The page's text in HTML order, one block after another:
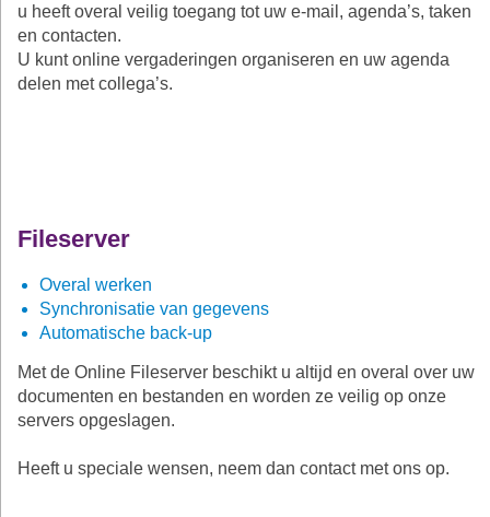
u heeft overal veilig toegang tot uw e-mail, agenda’s, taken
en contacten.
U kunt online vergaderingen organiseren en uw agenda
delen met collega’s.
Fileserver
Overal werken
Synchronisatie van gegevens
Automatische back-up
Met de Online Fileserver beschikt u altijd en overal over uw
documenten en bestanden en worden ze veilig op onze
servers opgeslagen.
Heeft u speciale wensen, neem dan contact met ons op.